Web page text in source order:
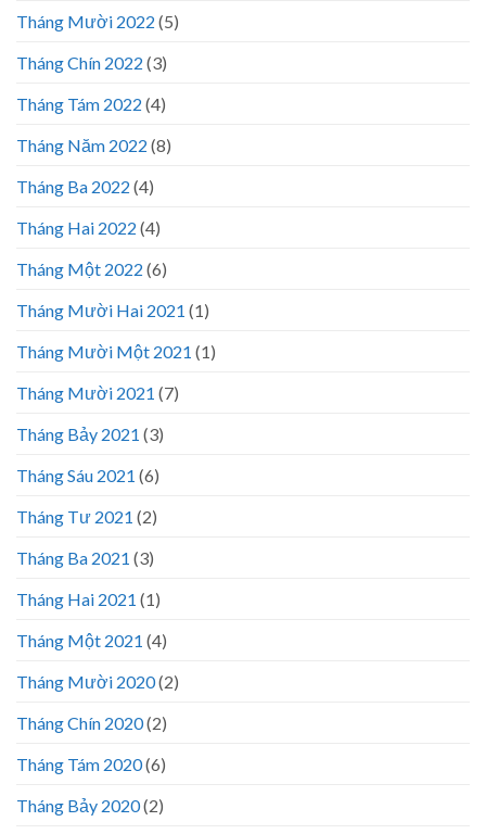
Tháng Mười 2022 (5)
Tháng Chín 2022 (3)
Tháng Tám 2022 (4)
Tháng Năm 2022 (8)
Tháng Ba 2022 (4)
Tháng Hai 2022 (4)
Tháng Một 2022 (6)
Tháng Mười Hai 2021 (1)
Tháng Mười Một 2021 (1)
Tháng Mười 2021 (7)
Tháng Bảy 2021 (3)
Tháng Sáu 2021 (6)
Tháng Tư 2021 (2)
Tháng Ba 2021 (3)
Tháng Hai 2021 (1)
Tháng Một 2021 (4)
Tháng Mười 2020(2)
Tháng Chín 2020(2)
Tháng Tám 2020(6)
Tháng Bảy 2020(2)